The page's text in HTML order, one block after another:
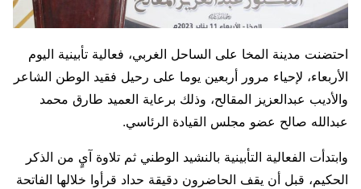
احتضنت مدينة المخا على الساحل الغربي، فعالية تأبينية اليوم
الأربعاء، لإحياء مرور أربعين يوما على رحيل فقيد الوطن الشاعر
والأديب عبدالعزيز المقالح، وذلك برعاية العميد طارق محمد
عبدالله صالح عضو مجلس القيادة الرئاسي.
وابتدأت الفعالية التأبينية بالنشيد الوطني ثم تلاوة آيٍ من الذكر
الحكيم، قبل أن يقف الحاضرون دقيقة حداد قرأوا خلالها الفاتحة